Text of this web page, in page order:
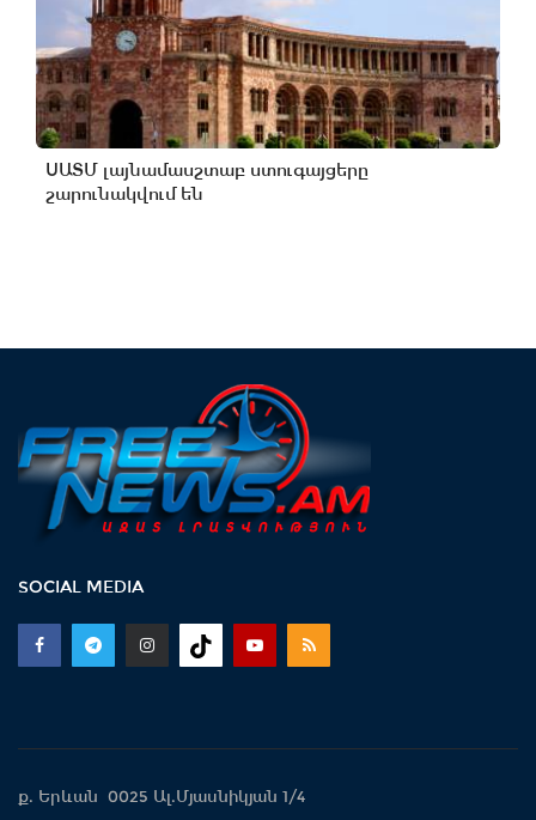
ՍԱՏՄ լայնամասշտաբ ստուգայցերը
շարունակվում են
SOCIAL MEDIA
ք. Երևան 0025 Ալ.Մյասնիկյան 1/4